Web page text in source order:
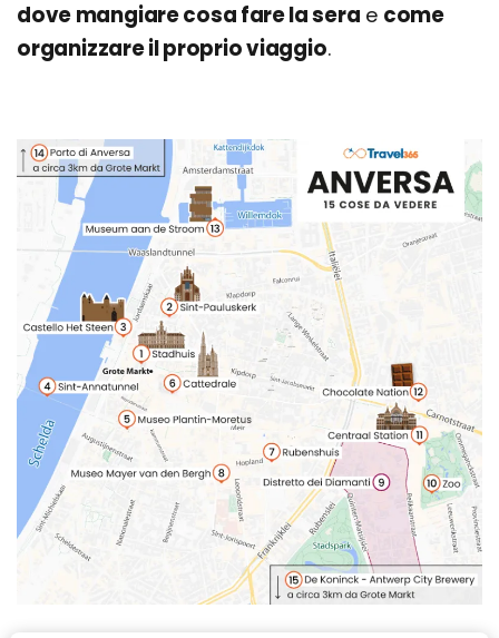
Quando andare a Anversa? Info su clima e
periodo migliore
dove mangiare cosa fare la sera e come
organizzare il proprio viaggio.